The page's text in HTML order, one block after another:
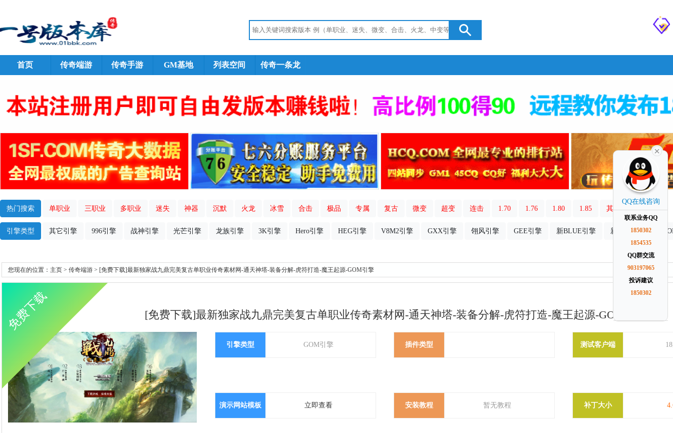
首页 传奇端游 传奇手游 GM基地 列表空间 传奇一条龙
热门搜索 单职业 三职业 多职业 迷失 神器 沉默 火龙 冰雪 合击 极品 专属 复古 微变 超变 连击 1.70 1.76 1.80 1.85 其它类型
引擎类型 其它引擎 996引擎 战神引擎 光芒引擎 龙族引擎 3K引擎 Hero引擎 HEG引擎 V8M2引擎 GXX引擎 翎风引擎 GEE引擎 新BLUE引擎 新GOM引擎
您现在的位置： 主页 > 传奇端游 > [免费下载]最新独家战九鼎完美复古单职业传奇素材网-通天神塔-装备分解-虎符打造-魔王起源-GOM引擎
免费下载 [免费下载]最新独家战九鼎完美复古单职业传奇素材网-通天神塔-装备分解-虎符打造-魔王起源-GOM引擎
引擎类型 GOM引擎 插件类型 测试客户端
演示网站模板 立即查看 安装教程 暂无教程 补丁大小
QQ在线咨询
联系业务QQ
1850302
1854535
QQ群交流
903197065
投诉建议
1850302